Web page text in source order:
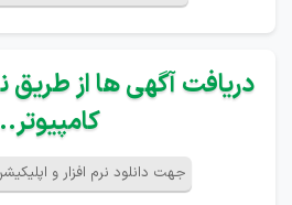
دریافت آگهی ها از طریق
جهت دانلود نرم افزار و